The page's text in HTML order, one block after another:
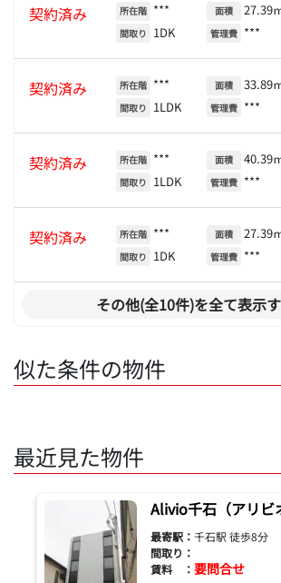
契約済み 所在階 ***
間取り 1DK
面積 27.39
管理費 ***
契約済み 所在階 ***
間取り 1LDK
面積 33.89
管理費 ***
契約済み 所在階 ***
間取り 1LDK
面積 40.39
管理費 ***
契約済み 所在階 ***
間取り 1DK
面積 27.39
管理費 ***
その他(全10件)を全て表示
似た条件の物件
最近見た物件
Alivio千石（アリビ
最寄駅： 千石駅 徒歩8分
間取り：
賃料 ： 要問合せ